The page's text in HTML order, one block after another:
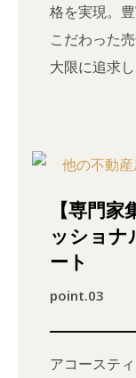
格を実現。
こだわった
大限に追求し
【専門
ッショナ
ート
point.03
アコーステ